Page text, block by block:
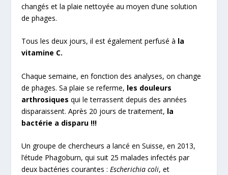
changés et la plaie nettoyée au moyen d’une solution
de phages.
Tous les deux jours, il est également perfusé à la
vitamine C.
Chaque semaine, en fonction des analyses, on change
de phages. Sa plaie se referme, les douleurs
arthrosiques qui le terrassent depuis des années
disparaissent. Après 20 jours de traitement, la
bactérie a disparu !!!
Un groupe de chercheurs a lancé en Suisse, en 2013,
l’étude Phagoburn, qui suit 25 malades infectés par
deux bactéries courantes :Escherichia coli, et